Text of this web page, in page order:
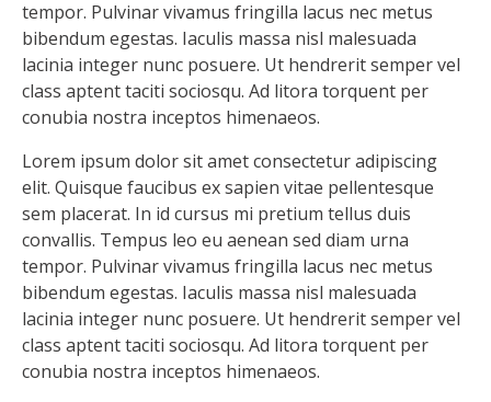
tempor. Pulvinar vivamus fringilla lacus nec metus
bibendum egestas. Iaculis massa nisl malesuada
lacinia integer nunc posuere. Ut hendrerit semper vel
class aptent taciti sociosqu. Ad litora torquent per
conubia nostra inceptos himenaeos.
Lorem ipsum dolor sit amet consectetur adipiscing
elit. Quisque faucibus ex sapien vitae pellentesque
sem placerat. In id cursus mi pretium tellus duis
convallis. Tempus leo eu aenean sed diam urna
tempor. Pulvinar vivamus fringilla lacus nec metus
bibendum egestas. Iaculis massa nisl malesuada
lacinia integer nunc posuere. Ut hendrerit semper vel
class aptent taciti sociosqu. Ad litora torquent per
conubia nostra inceptos himenaeos.